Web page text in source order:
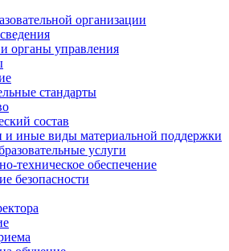
организации
органы управления
стандарты
состав
и иные виды материальной поддержки
услуги
техническое обеспечение
безопасности